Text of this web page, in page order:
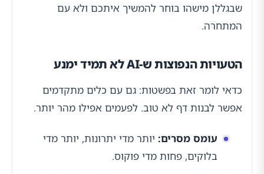
שבגללן מישהו בוחר להמשיך איתכם ולא עם
המתחרה.
הטעויות הנפוצות ש-AI לא תמיד ימנע
כדאי לומר זאת בפשטות: גם עם כלים מתקדמים
אפשר לבנות דף לא טוב. לפעמים אפילו מהר יותר.
עומס מסרים: יותר מדי יתרונות, יותר מדי
בלוקים, פחות מדי פוקוס.